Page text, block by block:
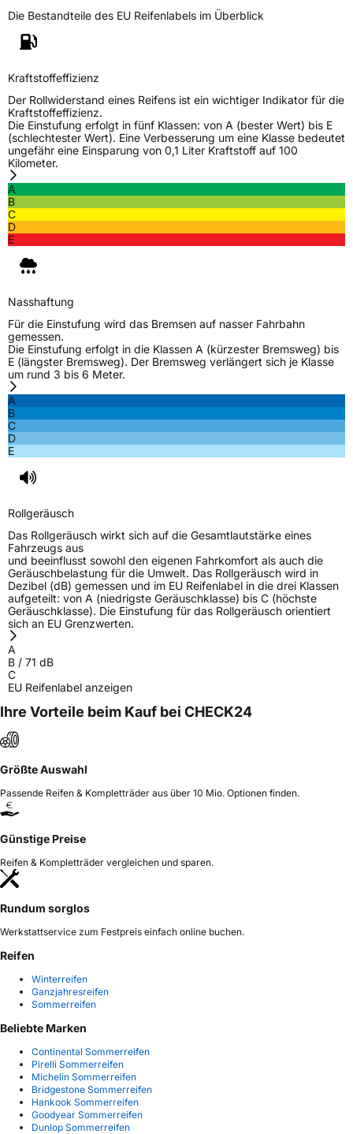
Die Bestandteile des EU Reifenlabels im Überblick
Kraftstoffeffizienz
Der Rollwiderstand eines Reifens ist ein wichtiger Indikator für die
Kraftstoffeffizienz.
Die Einstufung erfolgt in fünf Klassen: von A (bester Wert) bis E
(schlechtester Wert). Eine Verbesserung um eine Klasse bedeutet
ungefähr eine Einsparung von 0,1 Liter Kraftstoff auf 100
Kilometer.
A
B
C
D
E
Nasshaftung
Für die Einstufung wird das Bremsen auf nasser Fahrbahn
gemessen.
Die Einstufung erfolgt in die Klassen A (kürzester Bremsweg) bis
E (längster Bremsweg). Der Bremsweg verlängert sich je Klasse
um rund 3 bis 6 Meter.
A
B
C
D
E
Rollgeräusch
Das Rollgeräusch wirkt sich auf die Gesamtlautstärke eines
Fahrzeugs aus
und beeinflusst sowohl den eigenen Fahrkomfort als auch die
Geräuschbelastung für die Umwelt. Das Rollgeräusch wird in
Dezibel (dB) gemessen und im EU Reifenlabel in die drei Klassen
aufgeteilt: von A (niedrigste Geräuschklasse) bis C (höchste
Geräuschklasse). Die Einstufung für das Rollgeräusch orientiert
sich an EU Grenzwerten.
A
B / 71 dB
C
EU Reifenlabel anzeigen
Ihre Vorteile beim Kauf bei CHECK24
Größte Auswahl
Passende Reifen & Kompletträder aus über 10 Mio. Optionen finden.
Günstige Preise
Reifen & Kompletträder vergleichen und sparen.
Rundum sorglos
Werkstattservice zum Festpreis einfach online buchen.
Reifen
Winterreifen
Ganzjahresreifen
Sommerreifen
Beliebte Marken
Continental Sommerreifen
Pirelli Sommerreifen
Michelin Sommerreifen
Bridgestone Sommerreifen
Hankook Sommerreifen
Goodyear Sommerreifen
Dunlop Sommerreifen